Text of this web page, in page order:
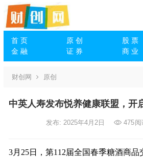
首 页 原 创 股 票
金 融
证 券 商 业
财创网 原创
中英人寿发布悦养健康联盟，开
发布: 2025年4月2日 475阅
3月25日，第112届全国春季糖酒商